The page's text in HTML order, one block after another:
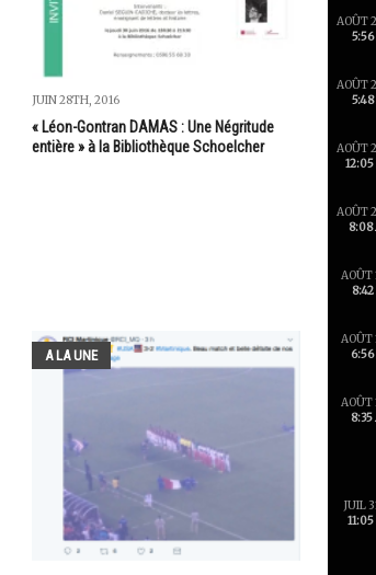
JUIN 28TH, 2016
« Léon-Gontran DAMAS : Une Négritude
entière » à la Bibliothèque Schoelcher
A LA UNE
AOÛT
5:56
AOÛT
5:48
AOÛT
12:05
AOÛT
8:08
AOÛT
AOÛT
6:56
AOÛT
8:35
JUIL